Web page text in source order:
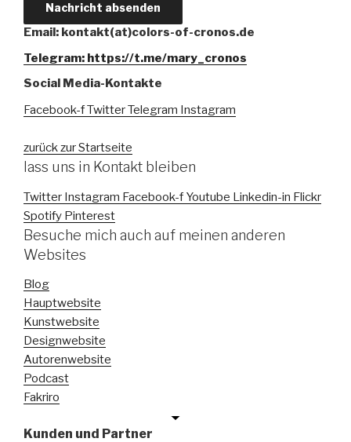
Nachricht absenden
Email: kontakt(at)colors-of-cronos.de
Telegram: https://t.me/mary_cronos
Social Media-Kontakte
Facebook-fTwitterTelegram Instagram
zurück zur Startseite
lass uns in Kontakt bleiben
Twitter Instagram Facebook-f Youtube Linkedin-in Flickr
Spotify Pinterest
Besuche mich auch auf meinen anderen
Websites
Blog
Hauptwebsite
Kunstwebsite
Designwebsite
Autorenwebsite
Podcast
Fakriro
Kunden und Partner